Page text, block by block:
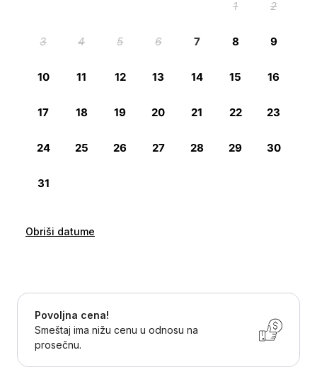
Obriši datume
Povoljna cena!
Smeštaj ima nižu cenu u odnosu na
prosečnu.